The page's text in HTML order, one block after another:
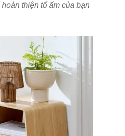
thiện tổ ấm của bạn